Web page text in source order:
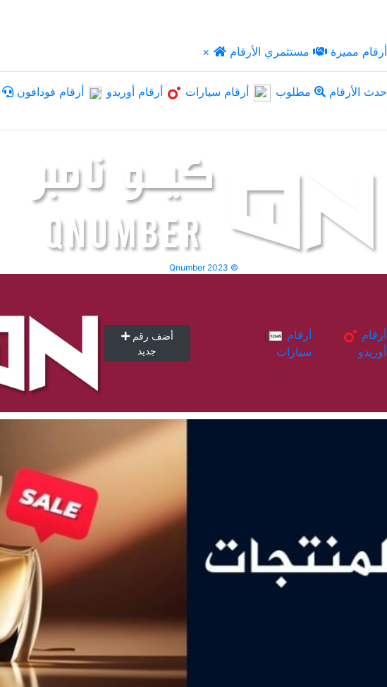
× أرقام مميزة مستثمري الأرقام
الأرقام مطلوب أرقام سيارات أرقام أوريدو أرقام فودافون
Qnumber 2023 ©
أضف رقم
جديد
سيارات
أوريدو